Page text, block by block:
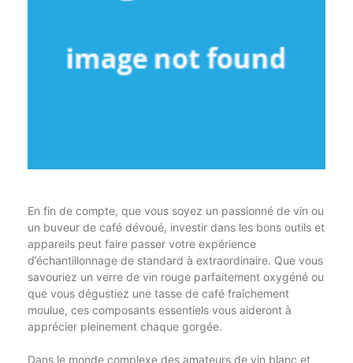
En fin de compte, que vous soyez un passionné de vin ou
un buveur de café dévoué, investir dans les bons outils et
appareils peut faire passer votre expérience
d’échantillonnage de standard à extraordinaire. Que vous
savouriez un verre de vin rouge parfaitement oxygéné ou
que vous dégustiez une tasse de café fraîchement
moulue, ces composants essentiels vous aideront à
apprécier pleinement chaque gorgée.
Dans le monde complexe des amateurs de vin blanc et